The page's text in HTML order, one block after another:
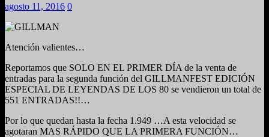
agosto 11, 2016 0
Atención valientes…
Reportamos que SOLO EN EL PRIMER DÍA de la venta de
entradas para la segunda función del GILLMANFEST EDICIÓN
ESPECIAL DE LEYENDAS DE LOS 80 se vendieron un total de
551 ENTRADAS!!…
Por lo que quedan hasta la fecha 1.949 …A esta velocidad se
agotaran MAS RÁPIDO QUE LA PRIMERA FUNCIÓN…